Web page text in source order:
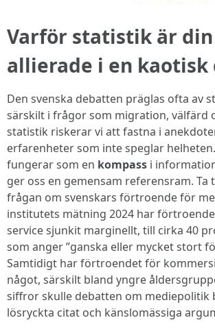
Varför statistik är
allierade i en
Den svenska debatten präglas ofta av
särskilt i frågor som migration, välfärd
statistik riskerar vi att fastna i
erfarenheter som inte speglar
fungerar som en kompass i
ger oss en gemensam referensram. Ta
frågan om svenskars förtroende för
institutets mätning 2024 har
service sjunkit marginellt, till cirka 40
som anger ”ganska eller mycket stort
Samtidigt har förtroendet för
något, särskilt bland yngre
siffror skulle debatten om mediepolitik
lösryckta citat och känslomässiga